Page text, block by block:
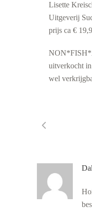
Lisette
Uitgeverij
prijs ca €
uitverkocht
wel